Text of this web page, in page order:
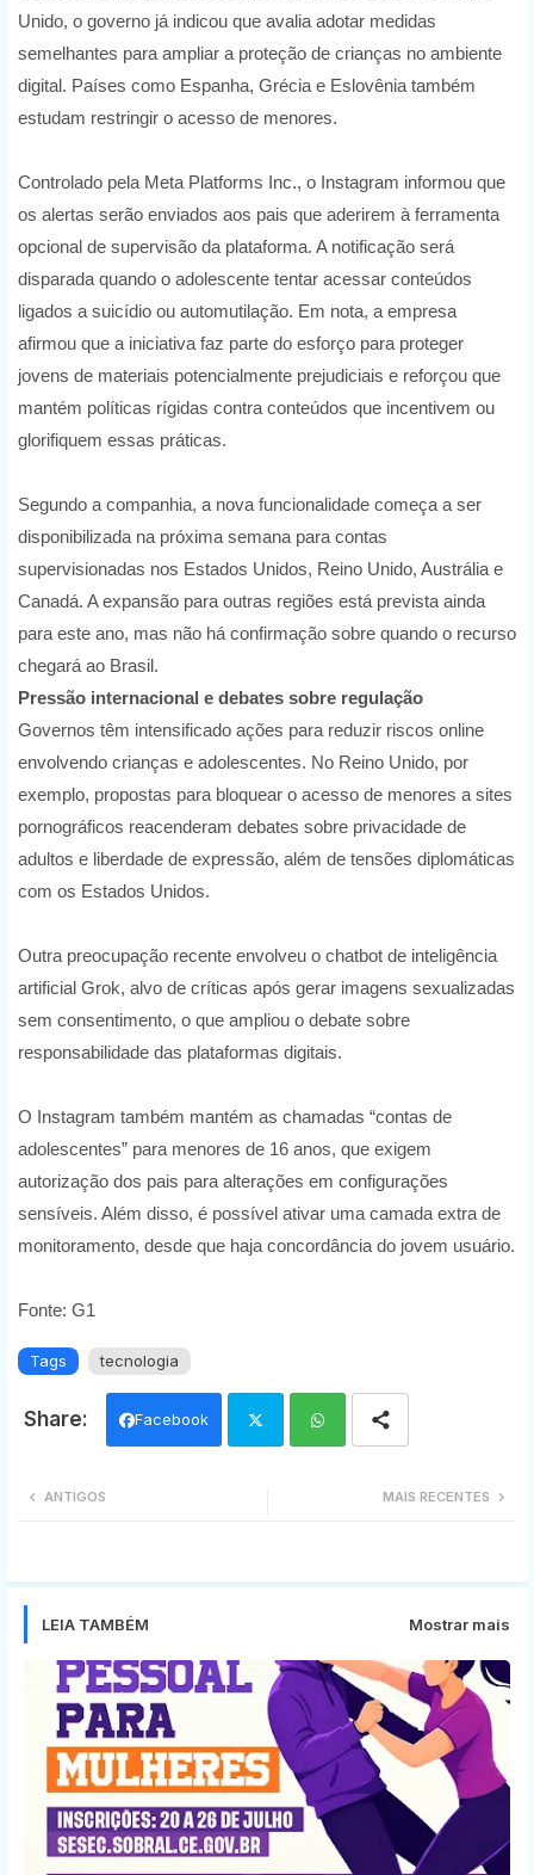
Unido, o governo já indicou que avalia adotar medidas
semelhantes para ampliar a proteção de crianças no ambiente
digital. Países como Espanha, Grécia e Eslovênia também
estudam restringir o acesso de menores.
Controlado pela Meta Platforms Inc., o Instagram informou que
os alertas serão enviados aos pais que aderirem à ferramenta
opcional de supervisão da plataforma. A notificação será
disparada quando o adolescente tentar acessar conteúdos
ligados a suicídio ou automutilação. Em nota, a empresa
afirmou que a iniciativa faz parte do esforço para proteger
jovens de materiais potencialmente prejudiciais e reforçou que
mantém políticas rígidas contra conteúdos que incentivem ou
glorifiquem essas práticas.
Segundo a companhia, a nova funcionalidade começa a ser
disponibilizada na próxima semana para contas
supervisionadas nos Estados Unidos, Reino Unido, Austrália e
Canadá. A expansão para outras regiões está prevista ainda
para este ano, mas não há confirmação sobre quando o recurso
chegará ao Brasil.
Pressão internacional e debates sobre regulação
Governos têm intensificado ações para reduzir riscos online
envolvendo crianças e adolescentes. No Reino Unido, por
exemplo, propostas para bloquear o acesso de menores a sites
pornográficos reacenderam debates sobre privacidade de
adultos e liberdade de expressão, além de tensões diplomáticas
com os Estados Unidos.
Outra preocupação recente envolveu o chatbot de inteligência
artificial Grok, alvo de críticas após gerar imagens sexualizadas
sem consentimento, o que ampliou o debate sobre
responsabilidade das plataformas digitais.
O Instagram também mantém as chamadas “contas de
adolescentes” para menores de 16 anos, que exigem
autorização dos pais para alterações em configurações
sensíveis. Além disso, é possível ativar uma camada extra de
monitoramento, desde que haja concordância do jovem usuário.
Fonte: G1
Tags tecnologia
Facebook
MAIS RECENTES
ANTIGOS
LEIA TAMBÉM Mostrar mais